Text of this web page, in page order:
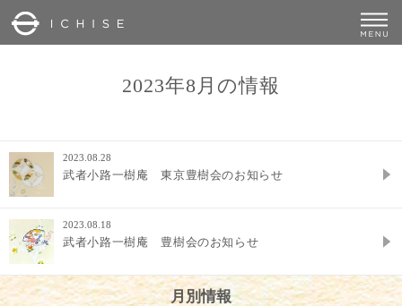
2023年8月の情報
2023.08.28
武者小路一樹庵 東京豊樹会のお知らせ
2023.08.18
武者小路一樹庵 豊樹会のお知らせ
月別情報